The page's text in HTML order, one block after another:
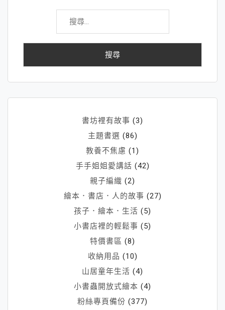
搜
關
書坊裡有故事 (3)
主題書選 (86)
教養不焦慮 (1)
手手姐姐愛講話 (42)
親子編織 (2)
繪本．書店．人的故事 (27)
孩子．繪本．生活 (5)
小書店裡的輕鬆事 (5)
特價書區 (8)
收納用品 (10)
山居童年生活 (4)
小書蟲開放式繪本 (4)
粉絲專頁備份 (377)